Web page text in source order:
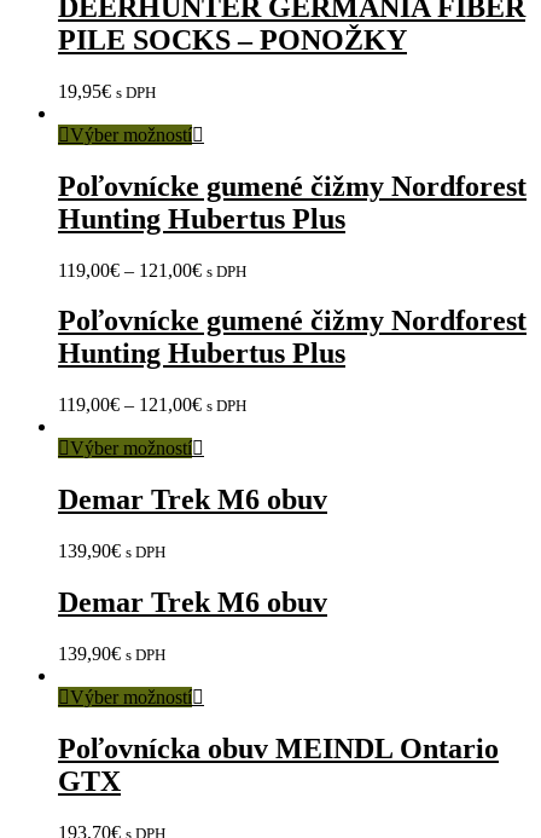
DEERHUNTER GERMANIA FIBER
PILE SOCKS – PONOŽKY
19,95€ s DPH
Výber možností
Poľovnícke gumené čižmy Nordforest
Hunting Hubertus Plus
119,00€ – 121,00€ s DPH
Poľovnícke gumené čižmy Nordforest
Hunting Hubertus Plus
119,00€ – 121,00€ s DPH
Výber možností
Demar Trek M6 obuv
139,90€ s DPH
Demar Trek M6 obuv
139,90€ s DPH
Výber možností
Poľovnícka obuv MEINDL Ontario
GTX
193,70€ s DPH